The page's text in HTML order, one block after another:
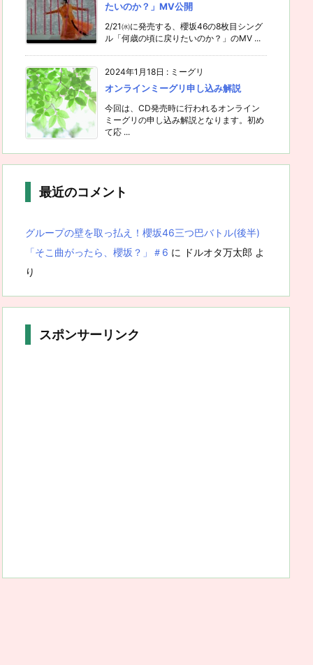
たいのか？」MV公開
2/21㈬に発売する、櫻坂46の8枚目シング
ル「何歳の頃に戻りたいのか？」のMV ...
2024年1月18日 : ミーグリ
オンラインミーグリ申し込み解説
今回は、CD発売時に行われるオンライン
ミーグリの申し込み解説となります。初め
て応 ...
最近のコメント
グループの壁を取っ払え！櫻坂46三つ巴バトル(後半)
「そこ曲がったら、櫻坂？」＃6 に ドルオタ万太郎 よ
り
スポンサーリンク